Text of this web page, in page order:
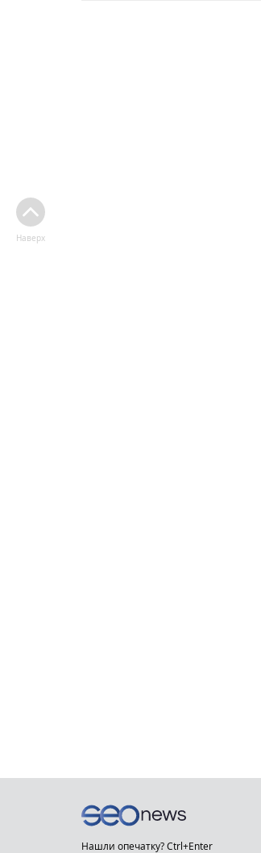
Наверх
Нашли опечатку? Ctrl+Enter